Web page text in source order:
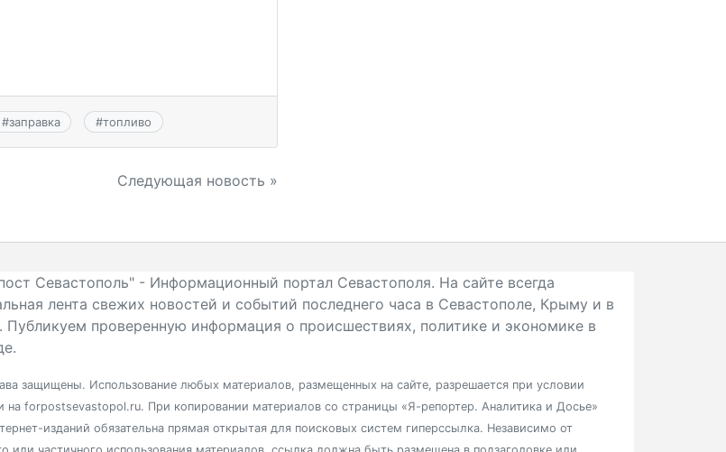
#заправка #топливо
Следующая новость »
Севастополь" - Информационный портал Севастополя. На сайте всегда
лента свежих новостей и событий последнего часа в Севастополе, Крыму и в
Публикуем проверенную информация о происшествиях, политике и экономике в
защищены. Использование любых материалов, размещенных на сайте, разрешается при условии
на forpostsevastopol.ru. При копировании материалов со страницы «Я-репортер. Аналитика и Досье»
изданий обязательна прямая открытая для поисковых систем гиперссылка. Независимо от